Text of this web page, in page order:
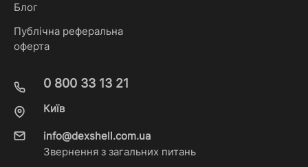
Блог
Публічна реферальна
оферта
0 800 33 13 21
Київ
info@dexshell.com.ua
Звернення з загальних питань